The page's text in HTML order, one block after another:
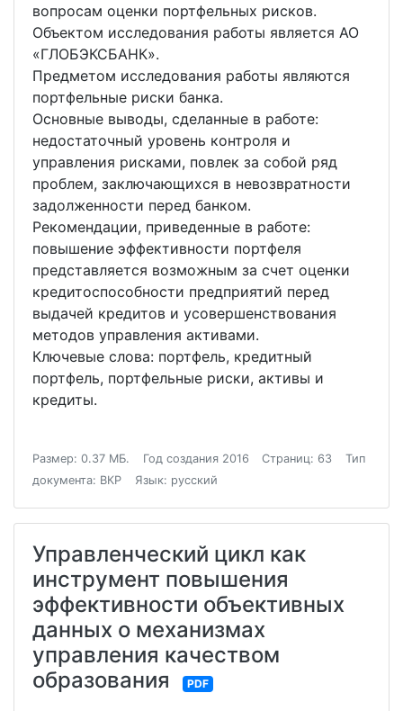
вопросам оценки портфельных рисков.
Объектом исследования работы является АО
«ГЛОБЭКСБАНК».
Предметом исследования работы являются
портфельные риски банка.
Основные выводы, сделанные в работе:
недостаточный уровень контроля и
управления рисками, повлек за собой ряд
проблем, заключающихся в невозвратности
задолженности перед банком.
Рекомендации, приведенные в работе:
повышение эффективности портфеля
представляется возможным за счет оценки
кредитоспособности предприятий перед
выдачей кредитов и усовершенствования
методов управления активами.
Ключевые слова: портфель, кредитный
портфель, портфельные риски, активы и
кредиты.
Размер: 0.37 МБ. Год создания 2016 Страниц: 63
Тип
документа: ВКР
Язык: русский
Управленческий цикл как
инструмент повышения
эффективности объективных
данных о механизмах
управления качеством
образования
PDF